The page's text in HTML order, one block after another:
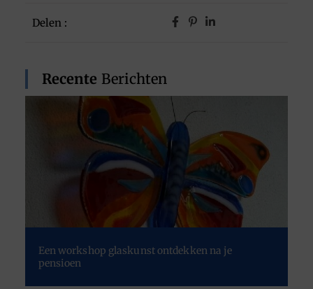
Delen :
Recente Berichten
Een workshop glaskunst ontdekken na je
pensioen